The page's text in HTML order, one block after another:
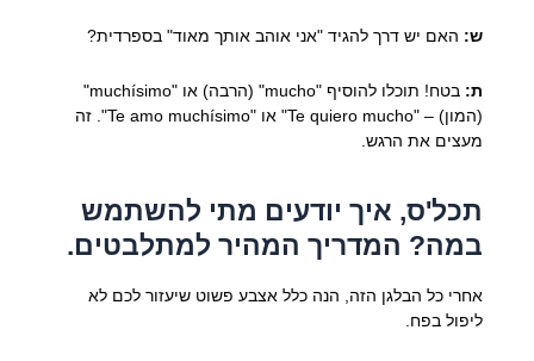
ש: האם יש דרך להגיד "אני אוהב אותך מאוד" בספרדית?
ת:
בטח! תוכלו להוסיף "mucho" (הרבה) או "muchísimo"
(המון) – "Te quiero mucho" או "Te amo muchísimo". זה
מעצים את הרגש.
תכל'ס, איך יודעים מתי להשתמש
במה? המדריך המהיר למתלבטים.
אחרי כל הבלגן הזה, הנה כלל אצבע פשוט שיעזור לכם לא
ליפול בפח.